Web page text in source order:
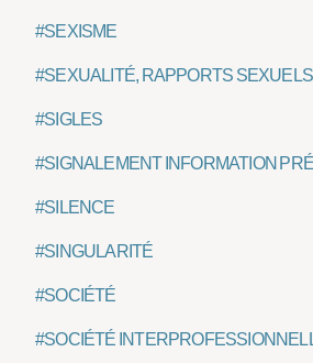
#SEXISME
#SEXUALITÉ, RAPPORTS
#SIGLES
#SIGNALEMENT INFORMATION
#SILENCE
#SINGULARITÉ
#SOCIÉTÉ
#SOCIÉTÉ